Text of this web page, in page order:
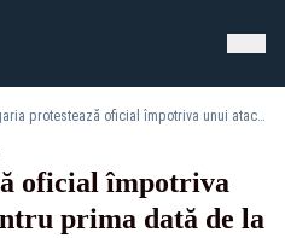
Ungaria protestează oficial împotriva unui atac rusesc pentru prima dată de la începutul războiului
oficial împotriva
prima dată de la